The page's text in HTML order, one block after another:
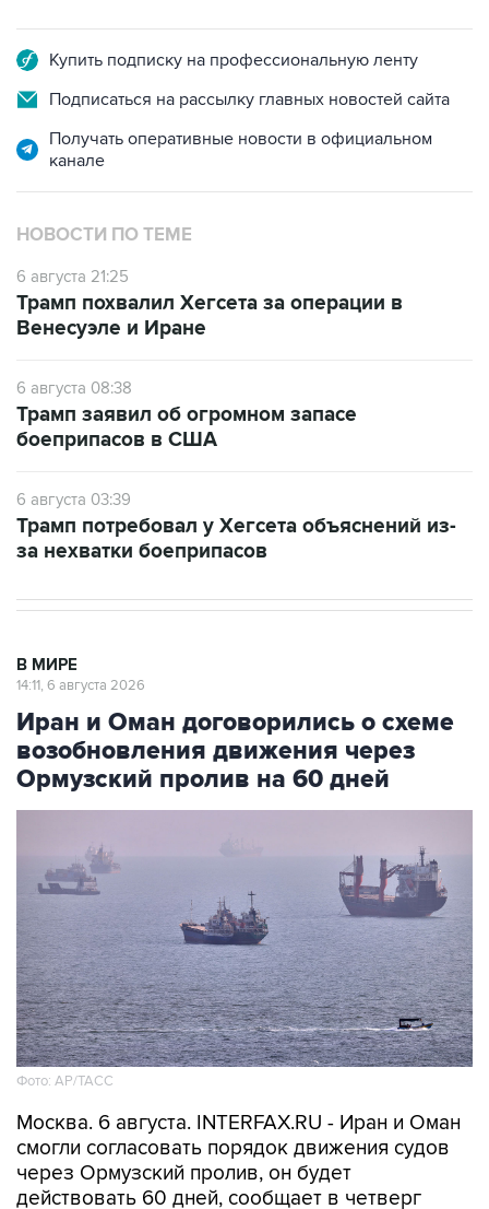
Купить подписку на профессиональную ленту
Подписаться на рассылку главных новостей сайта
Получать оперативные новости в официальном
канале
НОВОСТИ ПО ТЕМЕ
6 августа 21:25
Трамп похвалил Хегсета за операции в
Венесуэле и Иране
6 августа 08:38
Трамп заявил об огромном запасе
боеприпасов в США
6 августа 03:39
Трамп потребовал у Хегсета объяснений из-
за нехватки боеприпасов
В МИРЕ
14:11, 6 августа 2026
Иран и Оман договорились о схеме
возобновления движения через
Ормузский пролив на 60 дней
Фото: AP/ТАСС
Москва. 6 августа. INTERFAX.RU - Иран и Оман
смогли согласовать порядок движения судов
через Ормузский пролив, он будет
действовать 60 дней, сообщает в четверг